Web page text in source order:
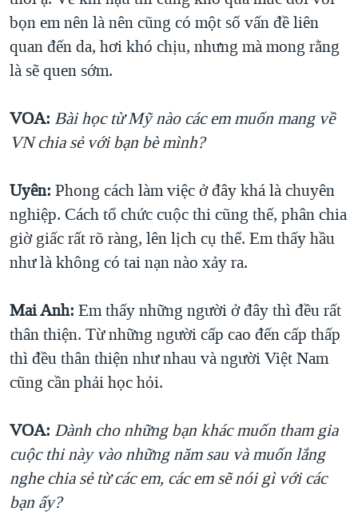
bọn em nên là nên cũng có một số vấn đề liên
quan đến da, hơi khó chịu, nhưng mà mong rằng
là sẽ quen sớm.
VOA: Bài học từ Mỹ nào các em muốn mang về
VN chia sẻ với bạn bè mình?
Uyên: Phong cách làm việc ở đây khá là chuyên
nghiệp. Cách tổ chức cuộc thi cũng thế, phân chia
giờ giấc rất rõ ràng, lên lịch cụ thể. Em thấy hầu
như là không có tai nạn nào xảy ra.
Mai Anh: Em thấy những người ở đây thì đều rất
thân thiện. Từ những người cấp cao đến cấp thấp
thì đều thân thiện như nhau và người Việt Nam
cũng cần phải học hỏi.
VOA: Dành cho những bạn khác muốn tham gia
cuộc thi này vào những năm sau và muốn lắng
nghe chia sẻ từ các em, các em sẽ nói gì với các
bạn ấy?